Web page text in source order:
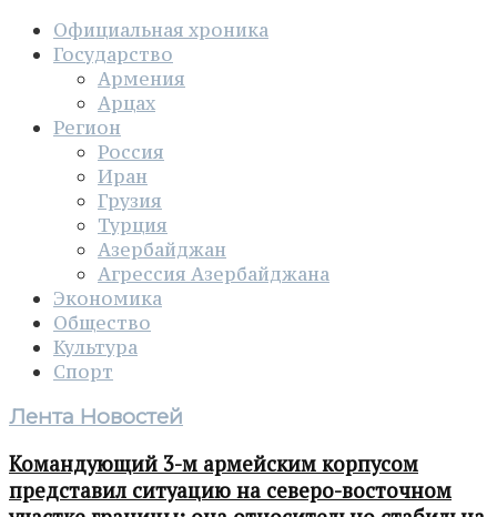
Официальная хроника
Государство
Армения
Арцах
Регион
Россия
Иран
Грузия
Турция
Азербайджан
Агрессия Азербайджана
Экономика
Общество
Культура
Спорт
Лента Новостей
Командующий 3-м армейским корпусом
представил ситуацию на северо-восточном